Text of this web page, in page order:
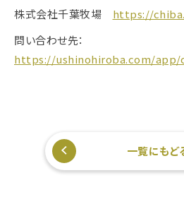
株式会社千葉牧場 https://
問い合わせ先：
https://ushinohiroba.com/
一覧にもど